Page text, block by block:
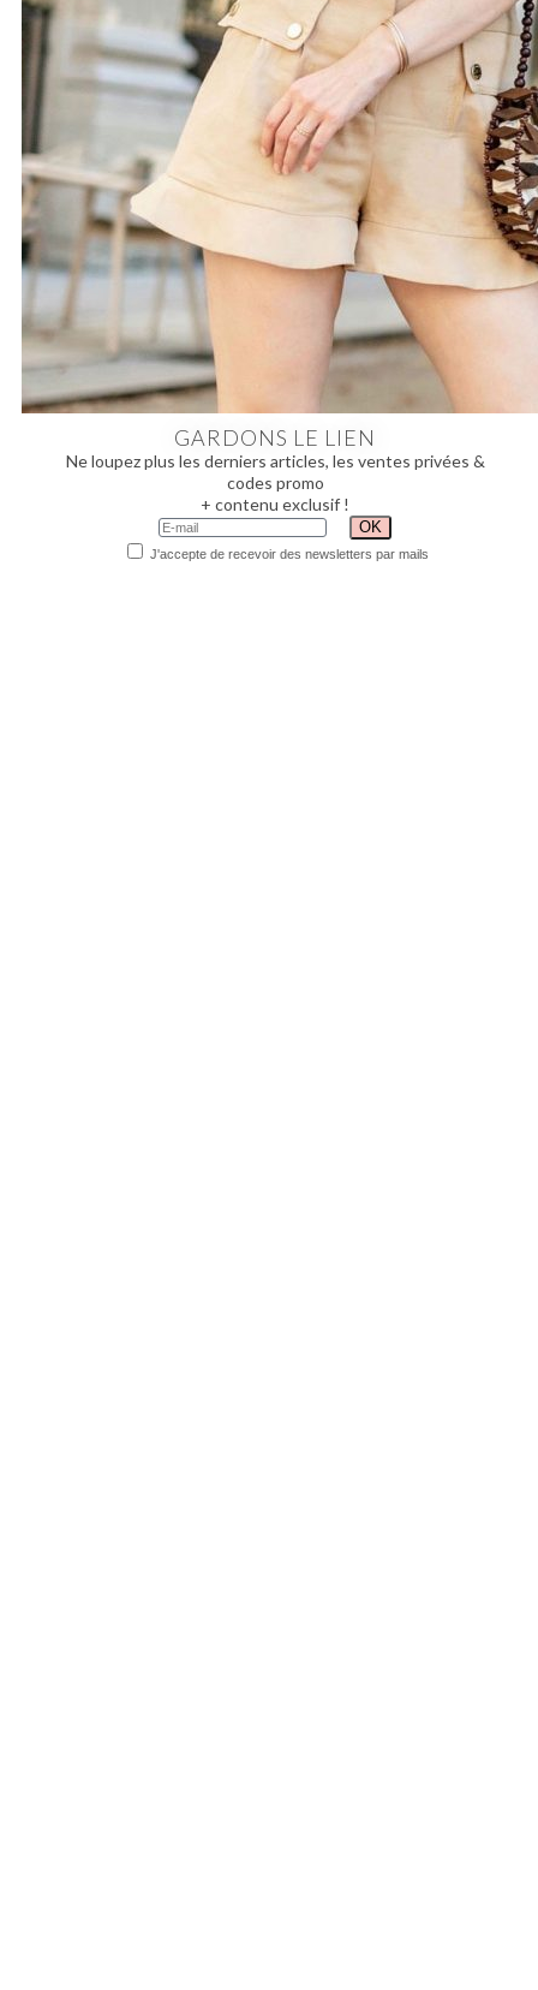
GARDONS LE LIEN
Ne loupez plus les derniers articles, les ventes privées &
codes promo
+ contenu exclusif !
J'accepte de recevoir des newsletters par mails